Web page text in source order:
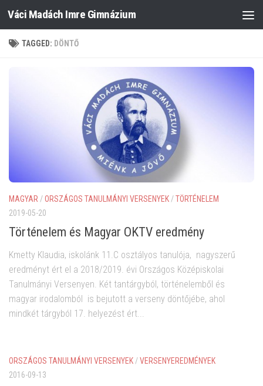
Skip to content
Váci Madách Imre Gimnázium
TAGGED: DÖNTŐ
MAGYAR /ORSZÁGOS TANULMÁNYI VERSENYEK /TÖRTÉNELEM
2019-05-20
Történelem és Magyar OKTV eredmény
Kmetty Klaudia, iskolánk 11.C osztályos tanulója, nagyszerű
eredményt ért el a 2018/2019. évi Országos Középiskolai
Tanulmányi Versenyen. Két tantárgyból, történelemből és
magyar irodalomból is bejutott a verseny döntőjébe, ahol
mindkét tárgyból 17. helyezést ért...
ORSZÁGOS TANULMÁNYI VERSENYEK /VERSENYEREDMÉNYEK
2016-09-13